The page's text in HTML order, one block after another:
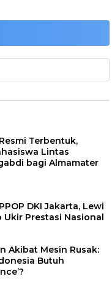
Terbentuk,
Lintas
bagi Almamater
DKI Jakarta, Lewi
Ukir Prestasi Nasional
Akibat Mesin Rusak:
Butuh